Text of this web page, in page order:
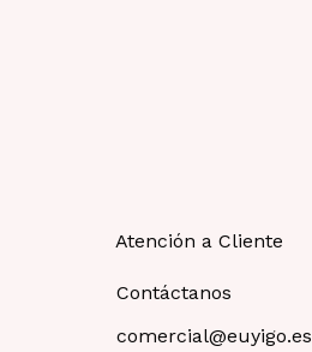
Atención a Cliente
Contáctanos
comercial@euyigo.es